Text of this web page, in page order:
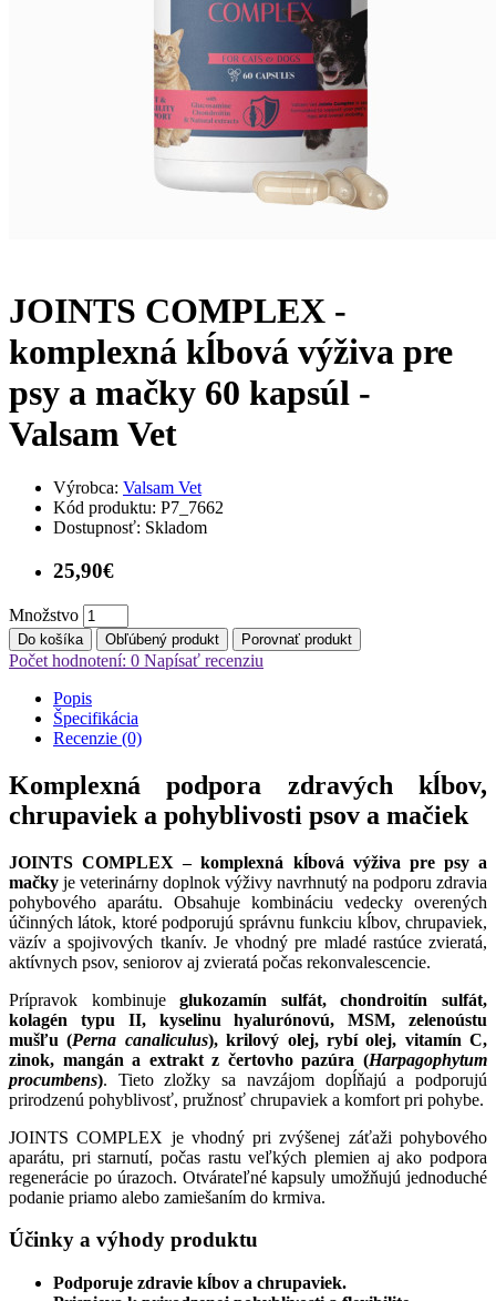
JOINTS COMPLEX -
komplexná kĺbová výživa pre
psy a mačky 60 kapsúl -
Valsam Vet
Výrobca: Valsam Vet
Kód produktu: P7_7662
Dostupnosť: Skladom
25,90€
Množstvo
Do košíka Obľúbený produkt Porovnať produkt
Počet hodnotení: 0 Napísať recenziu
Popis
Špecifikácia
Recenzie (0)
Komplexná podpora zdravých kĺbov,
chrupaviek a pohyblivosti psov a mačiek
JOINTS COMPLEX – komplexná kĺbová výživa pre psy a
mačky je veterinárny doplnok výživy navrhnutý na podporu zdravia
pohybového aparátu. Obsahuje kombináciu vedecky overených
účinných látok, ktoré podporujú správnu funkciu kĺbov, chrupaviek,
väzív a spojivových tkanív. Je vhodný pre mladé rastúce zvieratá,
aktívnych psov, seniorov aj zvieratá počas rekonvalescencie.
Prípravok kombinujeglukozamín sulfát, chondroitín sulfát,
kolagén typu II, kyselinu hyalurónovú, MSM, zelenoústu
mušľu (Perna canaliculus), krilový olej, rybí olej, vitamín C,
zinok, mangán a extrakt z čertovho pazúra (Harpagophytum
procumbens). Tieto zložky sa navzájom dopĺňajú a podporujú
prirodzenú pohyblivosť, pružnosť chrupaviek a komfort pri pohybe.
JOINTS COMPLEX je vhodný pri zvýšenej záťaži pohybového
aparátu, pri starnutí, počas rastu veľkých plemien aj ako podpora
regenerácie po úrazoch. Otvárateľné kapsuly umožňujú jednoduché
podanie priamo alebo zamiešaním do krmiva.
Účinky a výhody produktu
Podporuje zdravie kĺbov a chrupaviek.